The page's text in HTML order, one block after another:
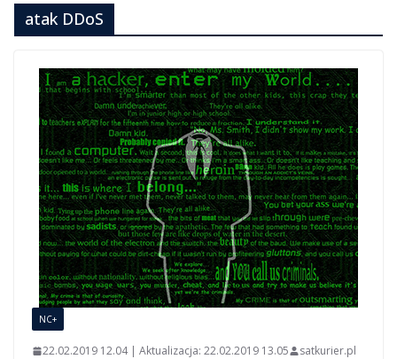
atak DDoS
NC+
22.02.2019 12.04 | Aktualizacja: 22.02.2019 13.05
satkurier.pl